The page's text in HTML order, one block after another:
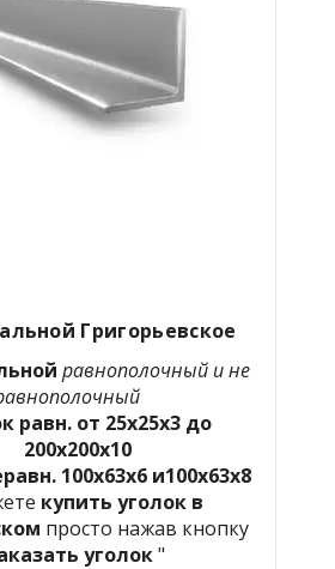
Григорьевское
равнополочный и не
равн. от 25х25х3 до
200х200х10
100х63х6 и100х63х8
купить уголок в
просто нажав кнопку
уголок"